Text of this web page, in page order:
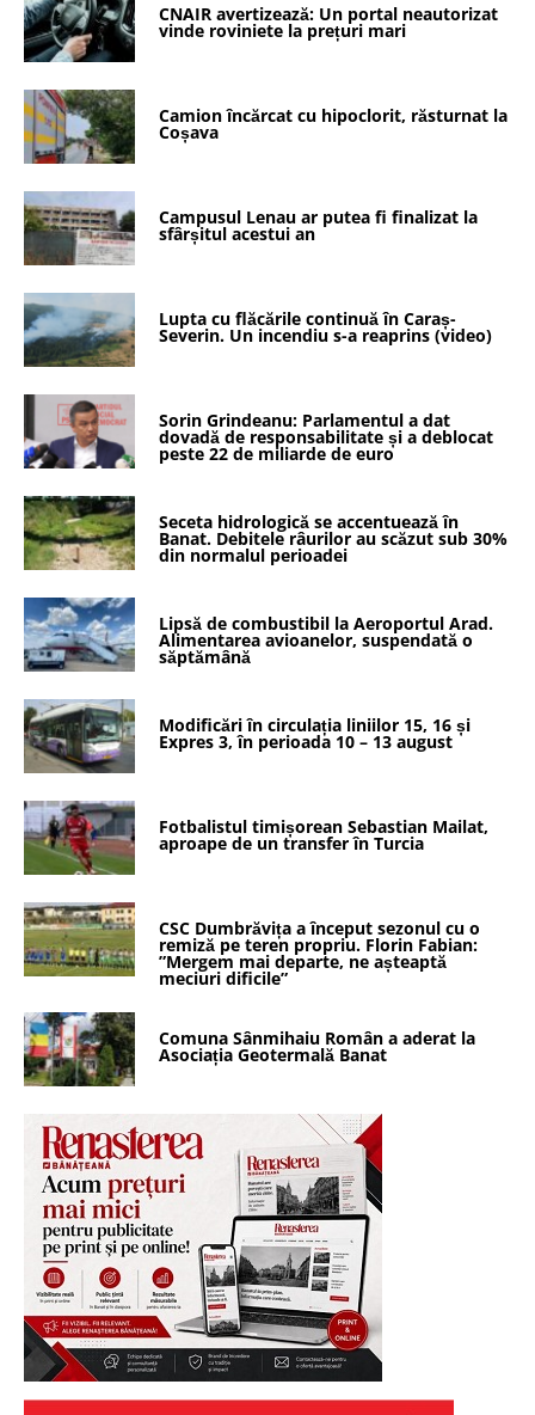
CNAIR avertizează: Un portal neautorizat
vinde roviniete la prețuri mari
Camion încărcat cu hipoclorit, răsturnat la
Coșava
Campusul Lenau ar putea fi finalizat la
sfârșitul acestui an
Lupta cu flăcările continuă în Caraș-
Severin. Un incendiu s-a reaprins (video)
Sorin Grindeanu: Parlamentul a dat
dovadă de responsabilitate și a deblocat
peste 22 de miliarde de euro
Seceta hidrologică se accentuează în
Banat. Debitele râurilor au scăzut sub 30%
din normalul perioadei
Lipsă de combustibil la Aeroportul Arad.
Alimentarea avioanelor, suspendată o
săptămână
Modificări în circulația liniilor 15, 16 și
Expres 3, în perioada 10 – 13 august
Fotbalistul timișorean Sebastian Mailat,
aproape de un transfer în Turcia
CSC Dumbrăvița a început sezonul cu o
remiză pe teren propriu. Florin Fabian:
”Mergem mai departe, ne așteaptă
meciuri dificile”
Comuna Sânmihaiu Român a aderat la
Asociația Geotermală Banat